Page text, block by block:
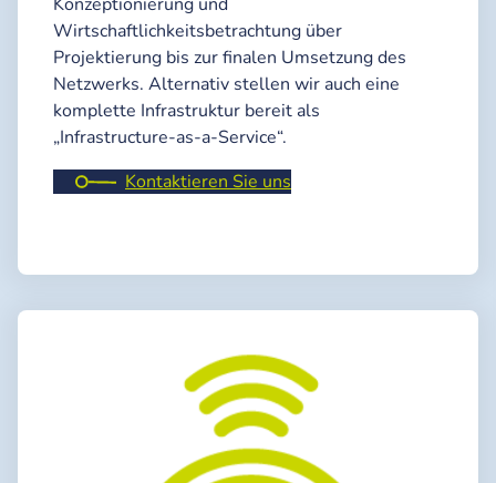
Konzeptionierung und
Wirtschaftlichkeitsbetrachtung über
Projektierung bis zur finalen Umsetzung des
Netzwerks. Alternativ stellen wir auch eine
komplette Infrastruktur bereit als
„Infrastructure-as-a-Service“.
Kontaktieren Sie uns